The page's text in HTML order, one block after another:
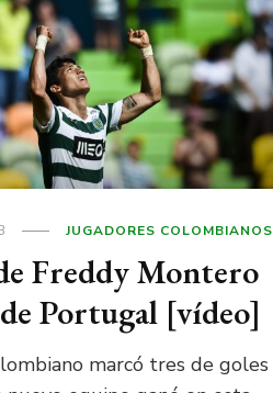
JUGADORES COLOMBIANOS
Freddy Montero
Portugal [vídeo]
marcó tres de goles